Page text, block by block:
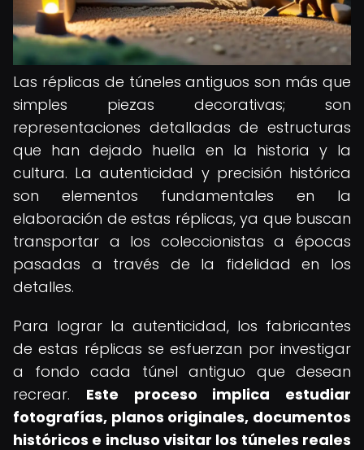
Las réplicas de túneles antiguos son más que
simples piezas decorativas; son
representaciones detalladas de estructuras
que han dejado huella en la historia y la
cultura. La autenticidad y precisión histórica
son elementos fundamentales en la
elaboración de estas réplicas, ya que buscan
transportar a los coleccionistas a épocas
pasadas a través de la fidelidad en los
detalles.
Para lograr la autenticidad, los fabricantes
de estas réplicas se esfuerzan por investigar
a fondo cada túnel antiguo que desean
recrear. Este proceso implica estudiar
fotografías, planos originales, documentos
históricos e incluso visitar los túneles reales